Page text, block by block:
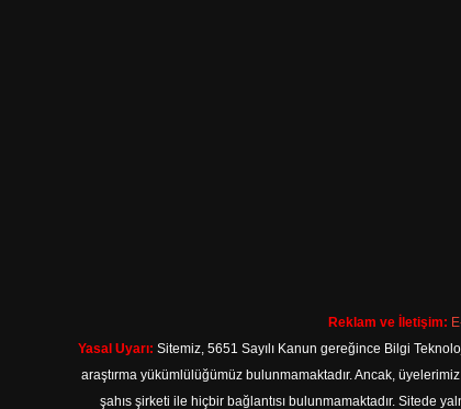
Reklam ve İletişim:
Yasal Uyarı: Sitemiz, 5651 Sayılı Kanun gereğince Bilgi
araştırma yükümlülüğümüz bulunmamaktadır. Ancak,
şahıs şirketi ile hiçbir bağlantısı bulunmamaktadır. Sitede